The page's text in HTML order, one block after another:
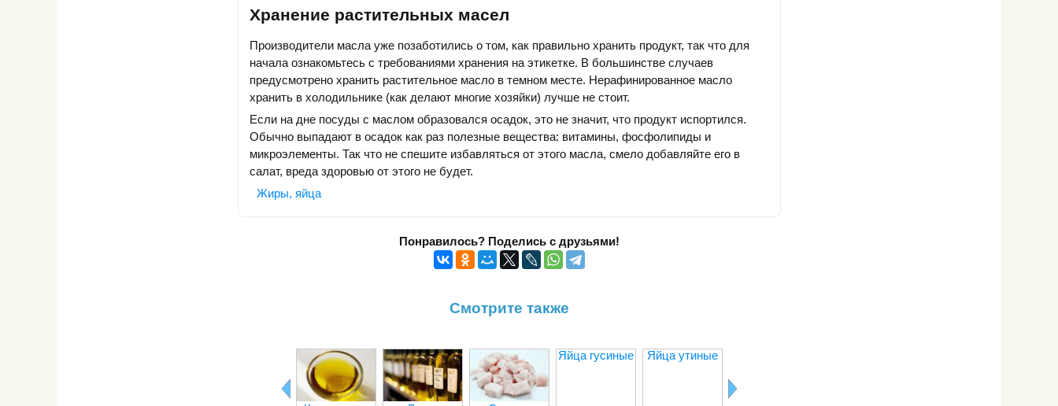
Хранение растительных масел
Производители масла уже позаботились о том, как правильно хранить продукт, так что для
начала ознакомьтесь с требованиями хранения на этикетке. В большинстве случаев
предусмотрено хранить растительное масло в темном месте. Нерафинированное масло
хранить в холодильнике (как делают многие хозяйки) лучше не стоит.
Если на дне посуды с маслом образовался осадок, это не значит, что продукт испортился.
Обычно выпадают в осадок как раз полезные вещества: витамины, фосфолипиды и
микроэлементы. Так что не спешите избавляться от этого масла, смело добавляйте его в
салат, вреда здоровью от этого не будет.
Жиры, яйца
Понравилось? Поделись с друзьями!
Смотрите также
Яйца гусиные Яйца утиные